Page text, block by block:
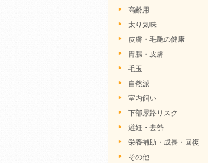
高齢用
太り気味
皮膚・毛艶の健康
胃腸・皮膚
毛玉
自然派
室内飼い
下部尿路リスク
避妊・去勢
栄養補助・成長・回復
その他